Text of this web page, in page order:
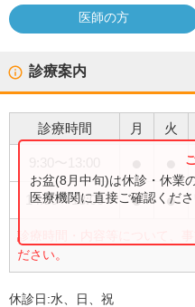
医師の方
診療案内
診療時間 月 火
14:30〜18:00 ● ●
診療時間・内容等について、
ださい。
お盆(8月中旬)は休診・休業
医療機関に直接ご確認くださ
休診日:水、日、祝